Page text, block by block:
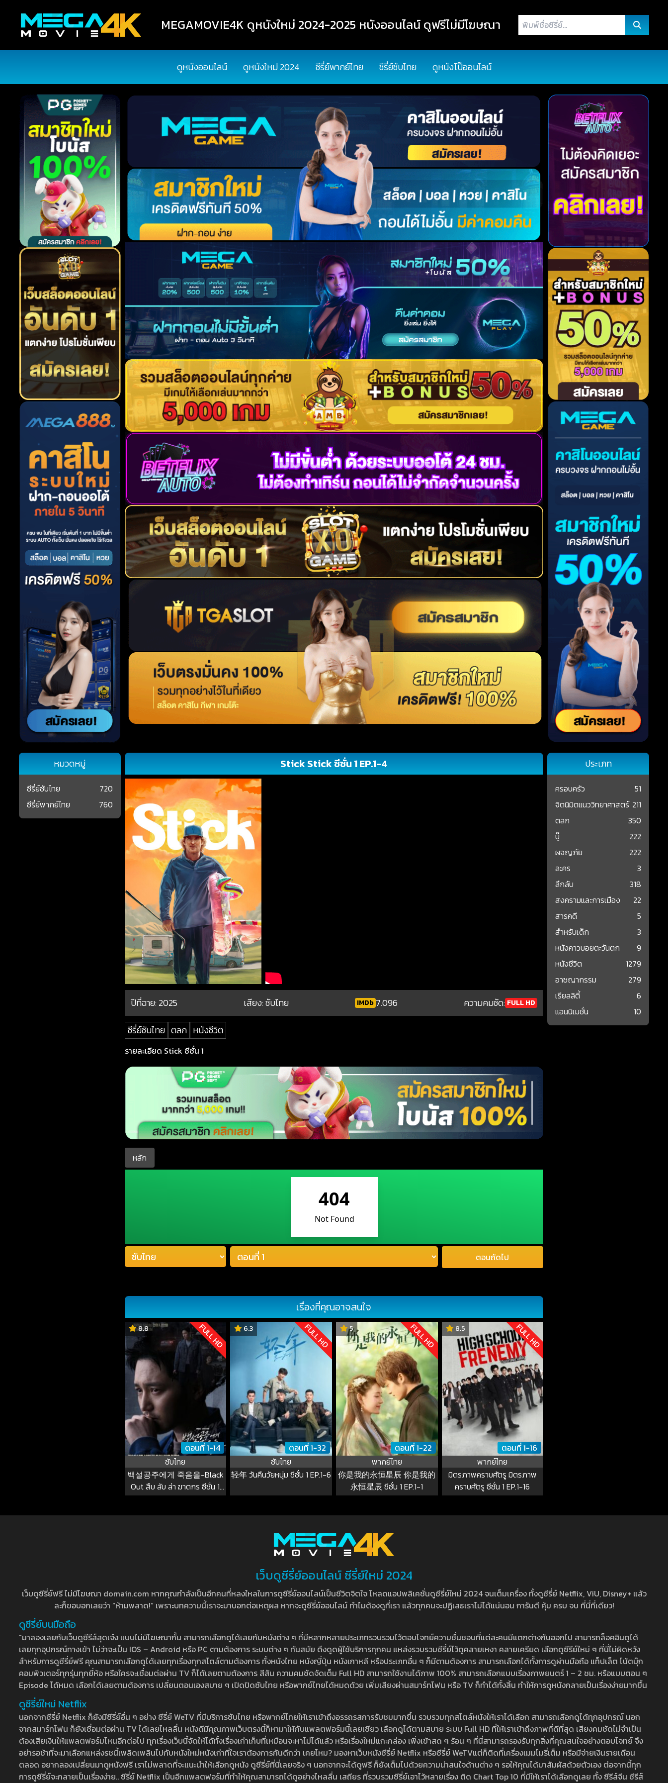
MEGAMOVIE4K ดูหนังใหม่ 2024-2025 หนังออนไลน์ ดูฟรีไม่มีโฆษณา
พิมพ์
ชื่อ
ดูหนังออนไลน์ ดูหนังใหม่ 2024 ซีรี่ย์พากย์ไทย ซีรี่ย์ซับไทย ดูหนังโป๊ออนไลน์
Stick Stick ซีซั่น 1 EP.1-4
ปีที่ฉาย:2025 เสียง: ซับไทย IMDb 7.096 ความคมชัด: FULL HD
ซีรี่ย์ซับไทย ตลก หนังชีวิต
รายละเอียด Stick ซีซั่น 1
หลัก
ตอนถัดไป
หมวดหมู่
ซีรี่ย์ซับไทย
720
ซีรี่ย์พากย์ไทย
760
ประเภท
ครอบครัว
51
จิตนิมิตแนววิทยาศาสตร์ 211
ตลก
350
บู๊
222
ผจญภัย
222
ละคร
3
ลึกลับ
318
สงครามและการเมือง
22
สารคดี
5
สำหรับเด็ก
3
หนังคาวบอยตะวันตก
9
หนังชีวิต
1279
อาชญากรรม
279
เรียลลิตี้
6
แอนนิเมชั่น
10
เรื่องที่คุณอาจสนใจ
8.8 FULL HD
ตอนที่ 1-14
ซับไทย
백설공주에게 죽음을-Black
Out สืบ ลับ ล่า ฆาตกร ซีซั่น 1
EP.1-1
6.3 FULL HD
ตอนที่ 1-32
ซับไทย
轻年 วันคืนวัยหนุ่ม ซีซั่น 1 EP.1-6
5 FULL HD
ตอนที่ 1-22
พากย์ไทย
你是我的永恒星辰 你是我的
永恒星辰 ซีซั่น 1 EP.1-1
8.5 FULL HD
ตอนที่ 1-16
พากย์ไทย
มิตรภาพคราบศัตรู มิตรภาพ
คราบศัตรู ซีซั่น 1 EP.1-16
เว็บดูซีรี่ย์ออนไลน์ ซีรี่ย์ใหม่ 2024
เว็บดูซีรี่ย์ฟรี ไม่มีโฆษณา domain.com หากคุณกำลังเป็นอีกคนที่หลงใหลในการดูซีรี่ย์ออนไลน์เป็นชีวิตจิตใจ โหลดแอปพลิเคชั่นดูซีรี่ย์ใหม่ 2024 จนเต็มเครื่อง ทั้งดูซีรี่ย์ Netflix, ViU, Disney+ แล้ว
ละก็ขอบอกเลยว่า “ห้ามพลาด!” เพราะบทความนี้เราจะมาบอกต่อเหตุผล หากจะดูซีรี่ย์ออนไลน์ ทำไมต้องดูที่เรา แล้วทุกคนจะปฏิเสธเราไม่ได้แน่นอน การันตี คุ้ม ครบ จบ ที่นี่ที่เดียว!
ดูซีรี่ย์บนมือถือ
"มาลองเลยกับเว็บดูซีรีส์สุดเจ๋ง แบบไม่มีโฆษณากั้น สามารถเลือกดูได้เลยกับหนังต่าง ๆ ที่มีหลากหลายประเภทรวบรวมไว้ตอบโจทย์ความชื่นชอบที่แต่ละคนมีแตกต่างกันออกไป สามารถล็อคอินดูได้
เลยทุกอุปกรณ์ทางเข้า ไม่ว่าจะเป็น IOS – Android หรือ PC ตามต้องการ ระบบต่าง ๆ ทันสมัย ดึงดูดผู้ใช้บริการทุกคน แหล่งรวบรวมซีรี่ย์ไว้ดูคลายเหงา คลายเครียด เลือกดูซีรีย์ใหม่ ๆ ที่นี่ไม่ผิดหวัง
สำหรับการดูซีรี่ย์ฟรี คุณสามารถเลือกดูได้เลยทุกเรื่องทุกสไตล์ตามต้องการ ทั้งหนังไทย หนังญี่ปุ่น หนังเกาหลี หรือประเภทอื่น ๆ ก็มีตามต้องการ สามารถเลือกได้ทั้งการดูผ่านมือถือ แท็ปเล็ต โน้ตบุ๊ก
คอมพิวเตอร์ทุกรุ่นทุกยี่ห้อ หรือใครจะเชื่อมต่อผ่าน TV ก็ได้เลยตามต้องการ สีสัน ความคมชัดจัดเต็ม Full HD สามารถใช้งานได้ภาพ 100% สามารถเลือกแบบเรื่องภาพยนตร์ 1 – 2 ชม. หรือแบบตอน ๆ
Episode ได้หมด เลือกได้เลยตามต้องการ เปลี่ยนตอนเองสบาย ๆ เปิดปิดซับไทย หรือพากย์ไทยได้หมดด้วย เพิ่มเสียงผ่านสมาร์ทโฟน หรือ TV ก็ทำได้ทั้งสิ้น ทำให้การดูหนังกลายเป็นเรื่องง่ายมากขึ้น
ดูซีรี่ย์ใหม่ Netflix
นอกจากซีรี่ย์ Netflix ก็ยังมีซีรี่ย์อื่น ๆ อย่าง ซีรี่ย์ WeTV ที่มีบริการซับไทย หรือพากย์ไทยให้เราเข้าถึงอรรถรสการรับชมมากขึ้น รวบรวมทุกสไตล์หนังให้เราได้เลือก สามารถเลือกดูได้ทุกอุปกรณ์ นอก
จากสมาร์ทโฟน ก็ยังเชื่อมต่อผ่าน TV ได้เลยไหลลื่น หนังดีมีคุณภาพเว็บตรงนี้ก็หามาให้กับแพลตฟอร์มนี้เลยเชียว เลือกดูได้ตามสบาย ระบบ Full HD ที่ให้เราเข้าถึงภาพที่ดีที่สุด เสียงคมชัดไม่จำเป็น
ต้องเสียเงินให้แพลตฟอร์มไหนอีกต่อไป ทุกเรื่องเว็บนี้จัดให้ได้ทั้งเรื่องเก่าเก็บที่เหมือนจะหาไม่ได้แล้ว หรือเรื่องใหม่แกะกล่อง เพิ่งเข้าสด ๆ ร้อน ๆ ที่นี่สามารถรองรับทุกสิ่งที่คุณสนใจอย่างตอบโจทย์ จึง
อย่ารอช้าที่จะมาเลือกแหล่งรชนี้เพลิดเพลินไปกับหนังใหม่หนังเก่าที่ใจเราต้องการกันดีกว่า เคยไหม? มองหาเว็บหนังซีรี่ย์ Netflix หรือซีรี่ย์ WeTVแต่ก็ติดที่เครื่องเมมโมรี่เต็ม หรือมีจ่ายเงินรายเดือน
ตลอด อยากลองเปลี่ยนมาดูหนังฟรี เราไม่พลาดที่จะแนะนำให้เลือกดูหนัง ดูซีรี่ย์ที่นี่เลยจริง ๆ นอกจากจะได้ดูฟรี ก็ยังเต็มไปด้วยความน่าสนใจด้านต่าง ๆ รอให้คุณได้มาสัมผัสด้วยตัวเอง ต่อจากนี้ทุก
การดูซีรี่ย์จะกลายเป็นเรื่องง่าย.. ซีรี่ย์ Netflix เป็นอีกแพลตฟอร์มที่ทำให้คุณสามารถได้ดูอย่างไหลลื่น เสถียร ที่รวบรวมซีรี่ย์เอาไว้หลายเรื่อง ติด Chart Top 10 ที่มีให้เราได้เลือกดูเลย ทั้ง ซีรีส์จีน ซีรีส์